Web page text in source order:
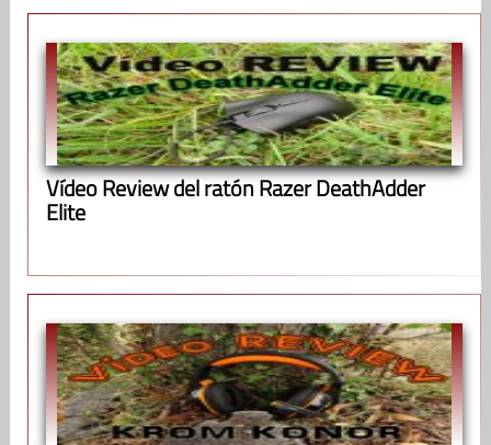
Vídeo Review del ratón Razer DeathAdder
Elite